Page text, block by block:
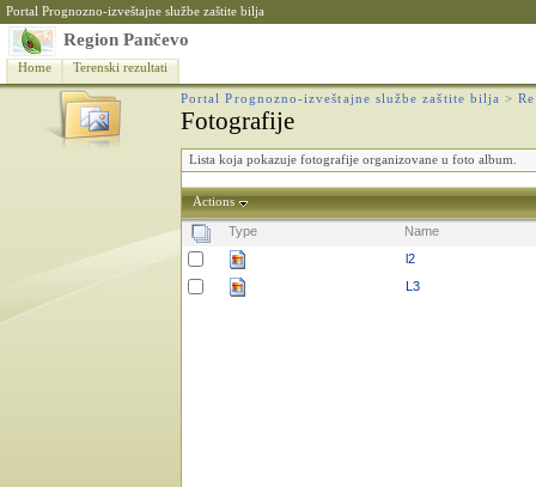
Portal Prognozno-izveštajne službe zaštite bilja
Region Pančevo
Home Terenski rezultati
Portal Prognozno-izveštajne službe zaštite bilja >
Fotografije
Lista koja pokazuje fotografije organizovane u foto album.
Actions
Type
Name
l2
L3